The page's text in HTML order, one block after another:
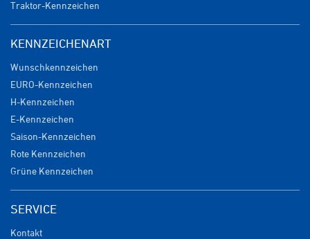
Traktor-Kennzeichen
KENNZEICHENART
Wunschkennzeichen
EURO-Kennzeichen
H-Kennzeichen
E-Kennzeichen
Saison-Kennzeichen
Rote Kennzeichen
Grüne Kennzeichen
SERVICE
Kontakt